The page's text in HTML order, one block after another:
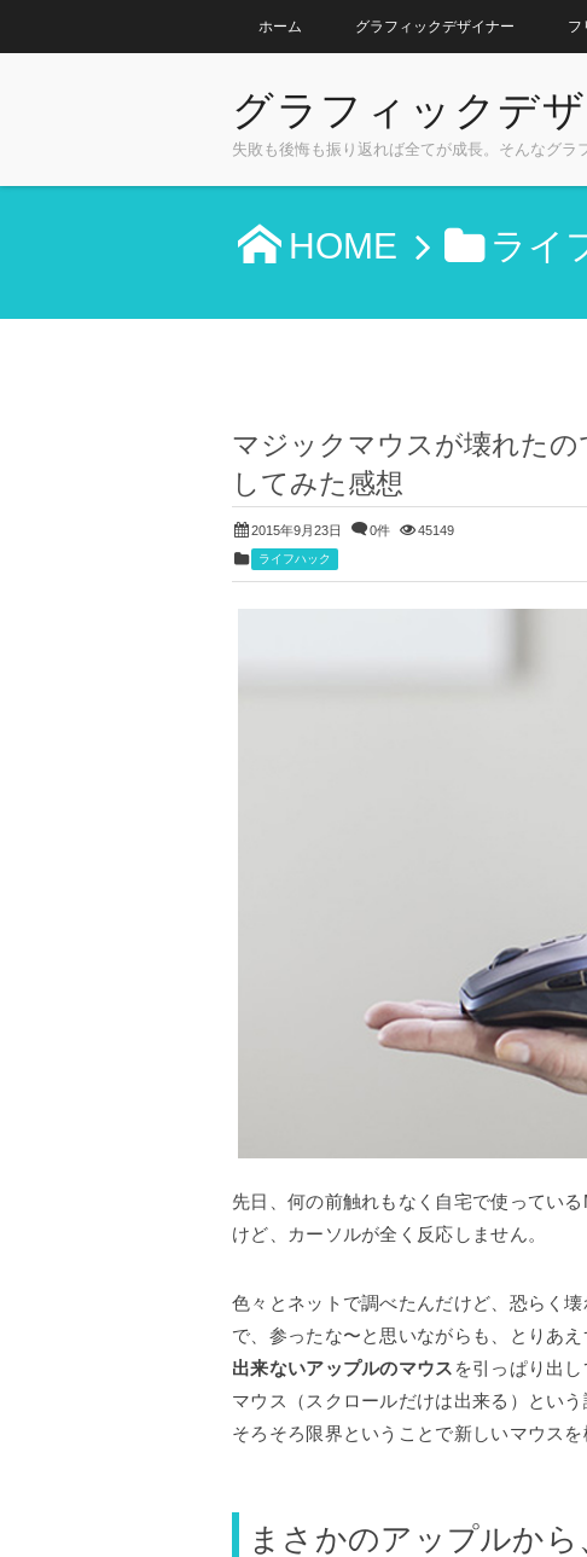
ホーム グラフィックデザイナー フ
グラフィックデ
失敗も後悔も振り返れば全てが成長。そんなグラ
HOME ライ
マジックマウスが壊れた
してみた感想
2015年9月23日 0件 45149
ライフハック
先日、何の前触れもなく自宅で使ってい
けど、カーソルが全く反応しません。
色々とネットで調べたんだけど、恐らく
で、参ったな〜と思いながらも、とりあ
出来ないアップルのマウス を引っぱり出
マウス（スクロールだけは出来る）とい
そろそろ限界ということで新しいマウスを
まさかのアップルか